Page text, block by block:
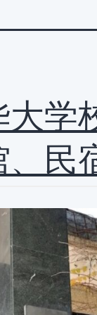
大学
、民